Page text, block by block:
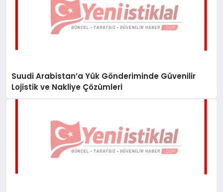
Suudi Arabistan’a Yük Gönderiminde Güvenilir
Lojistik ve Nakliye Çözümleri